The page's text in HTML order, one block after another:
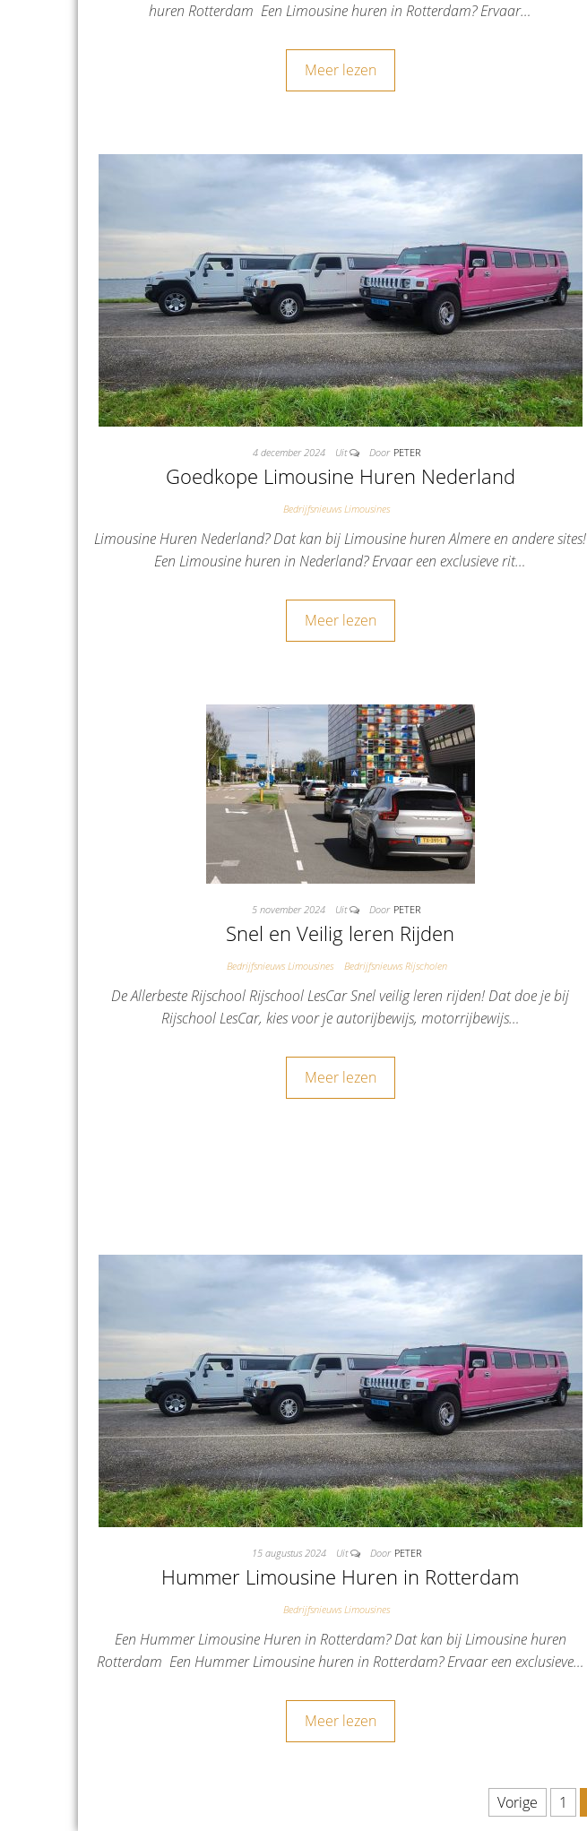
huren Rotterdam Een Limousine huren in Rotterdam? Ervaar…
Meer lezen
4 december 2024 Uit Door PETER
Goedkope Limousine Huren Nederland
Bedrijfsnieuws Limousines
Limousine Huren Nederland? Dat kan bij Limousine huren Almere en andere sites!
Een Limousine huren in Nederland? Ervaar een exclusieve rit…
Meer lezen
5 november 2024 Uit Door PETER
Snel en Veilig leren Rijden
Bedrijfsnieuws Limousines Bedrijfsnieuws Rijscholen
De Allerbeste Rijschool Rijschool LesCar Snel veilig leren rijden! Dat doe je bij
Rijschool LesCar, kies voor je autorijbewijs, motorrijbewijs…
Meer lezen
15 augustus 2024 Uit Door PETER
Hummer Limousine Huren in Rotterdam
Bedrijfsnieuws Limousines
Een Hummer Limousine Huren in Rotterdam? Dat kan bij Limousine huren
Rotterdam Een Hummer Limousine huren in Rotterdam? Ervaar een exclusieve…
Meer lezen
Vorige 1